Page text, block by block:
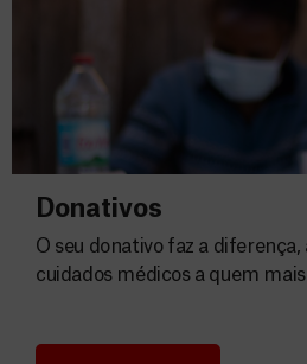
Donativos
O seu donativo faz a diferença,
cuidados médicos a quem